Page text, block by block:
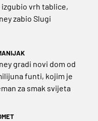
izgubio vrh tablice,
zabio Slugi
gradi novi dom od
funti, kojim je
za smak svijeta